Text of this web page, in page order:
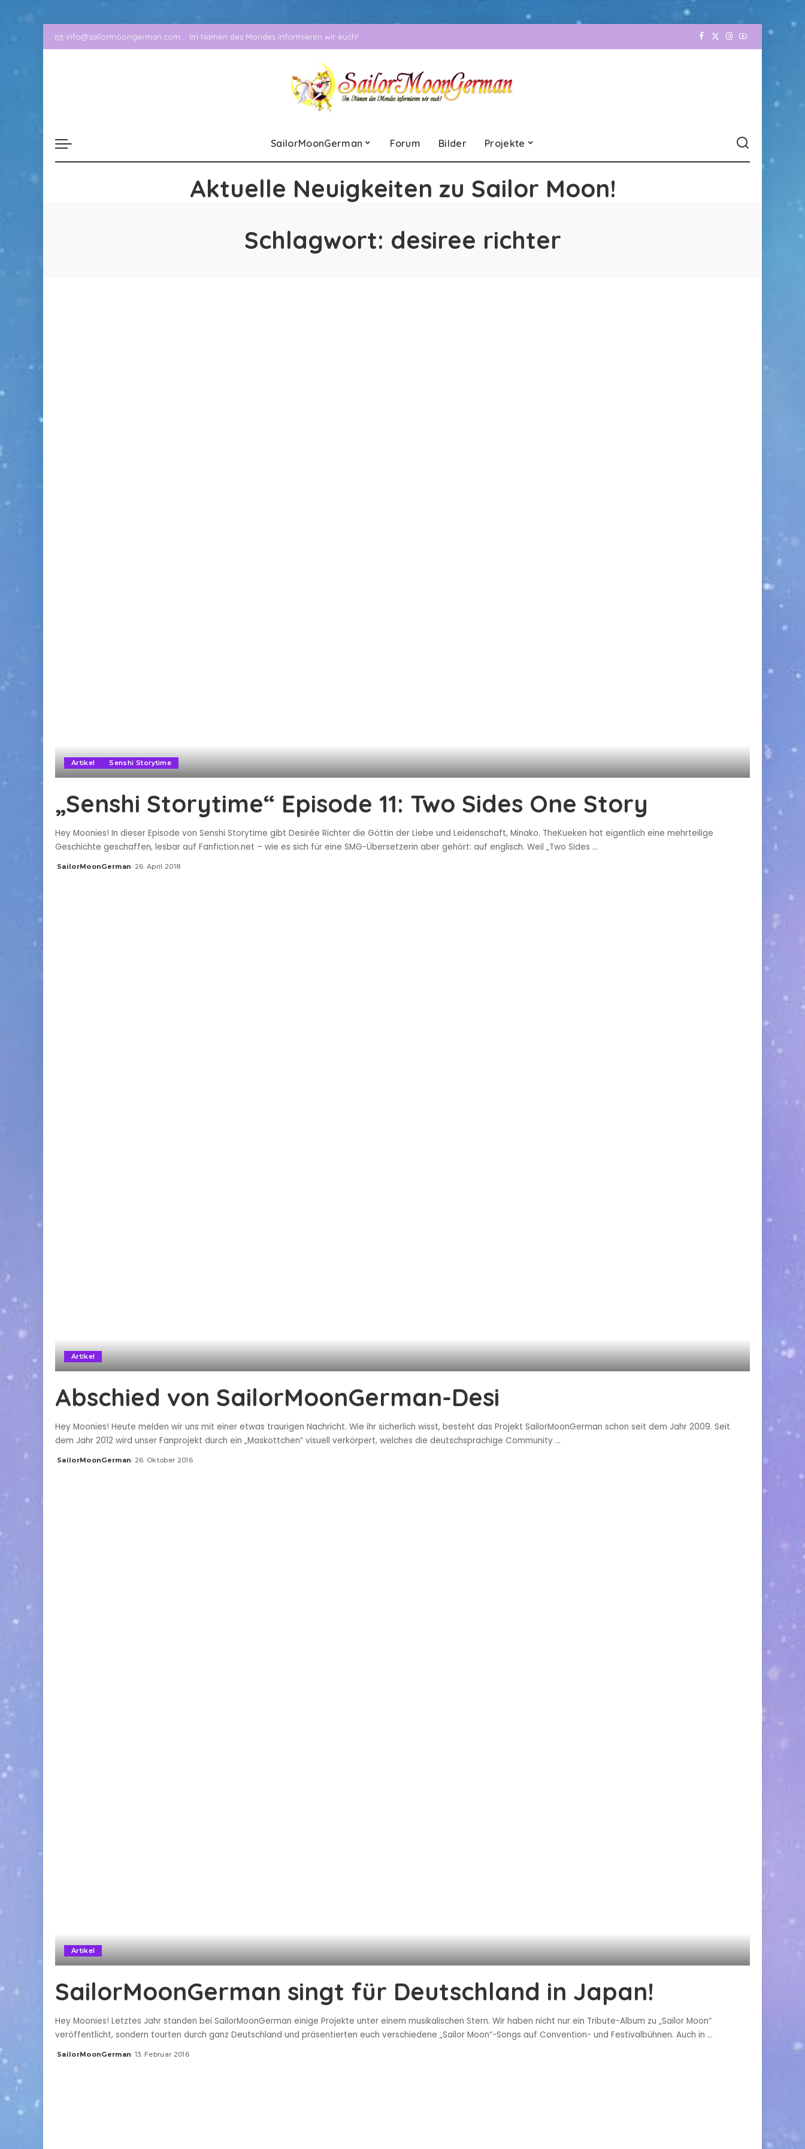
info@sailormoongerman.com Im Namen des Mondes informieren wir euch!
SailorMoonGerman Forum Bilder Projekte
Aktuelle Neuigkeiten zu Sailor Moon!
Schlagwort: desiree richter
Artikel Senshi Storytime
„Senshi Storytime“ Episode 11: Two Sides One Story
Hey Moonies! In dieser Episode von Senshi Storytime gibt Desirée Richter die Göttin der Liebe und Leidenschaft, Minako. TheKueken hat eigentlich eine mehrteilige
Geschichte geschaffen, lesbar auf Fanfiction.net – wie es sich für eine SMG-Übersetzerin aber gehört: auf englisch. Weil „Two Sides ...
Posted
SailorMoonGerman 26. April 2018
Artikel
Abschied von SailorMoonGerman-Desi
Hey Moonies! Heute melden wir uns mit einer etwas traurigen Nachricht. Wie ihr sicherlich wisst, besteht das Projekt SailorMoonGerman schon seit dem Jahr 2009. Seit
dem Jahr 2012 wird unser Fanprojekt durch ein „Maskottchen“ visuell verkörpert, welches die deutschsprachige Community ...
Posted
SailorMoonGerman 26. Oktober 2016
Artikel
SailorMoonGerman singt für Deutschland in Japan!
Hey Moonies! Letztes Jahr standen bei SailorMoonGerman einige Projekte unter einem musikalischen Stern. Wir haben nicht nur ein Tribute-Album zu „Sailor Moon“
veröffentlicht, sondern tourten durch ganz Deutschland und präsentierten euch verschiedene „Sailor Moon“-Songs auf Convention- und Festivalbühnen. Auch in ...
Posted
SailorMoonGerman 13. Februar 2016